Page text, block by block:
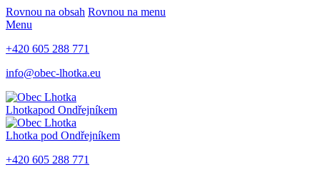
Rovnou na obsah Rovnou na menu
Menu
+420 605 288 771
info@obec-lhotka.eu
Lhotkapod Ondřejníkem
Lhotka pod Ondřejníkem
+420 605 288 771